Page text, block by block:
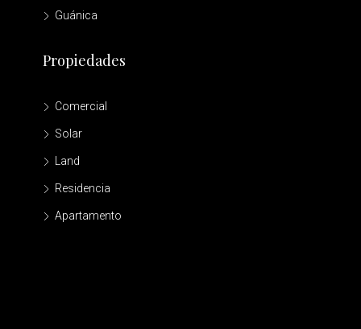
Guánica
Propiedades
Comercial
Solar
Land
Residencia
Apartamento